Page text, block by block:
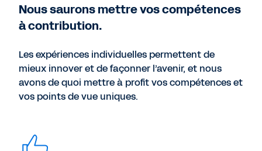
Nous saurons mettre vos compétences
à contribution.
Les expériences individuelles permettent de
mieux innover et de façonner l’avenir, et nous
avons de quoi mettre à profit vos compétences et
vos points de vue uniques.